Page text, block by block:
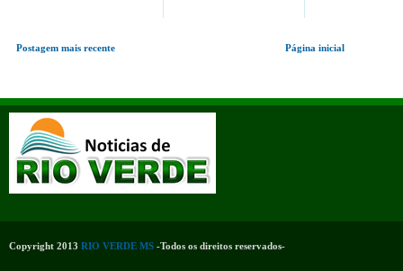
Postagem mais recente Página inicial
Copyright 2013 RIO VERDE MS -Todos os direitos reservados-